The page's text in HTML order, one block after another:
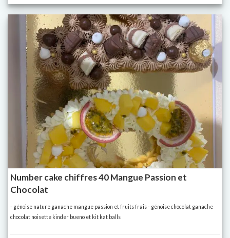
Number cake chiffres 40 Mangue Passion et
Chocolat
- génoise nature ganache mangue passion et fruits frais - génoise chocolat ganache
chocolat noisette kinder bueno et kit kat balls